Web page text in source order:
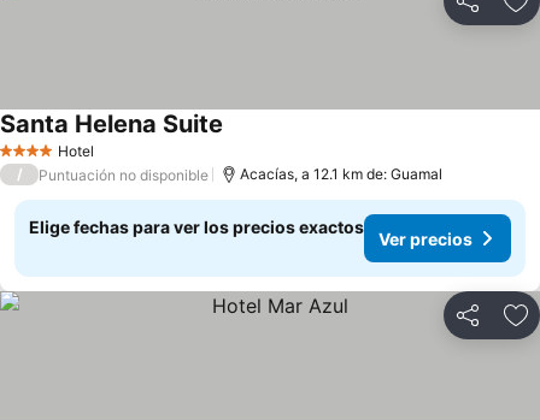
Compartir
4 EstrellasHotel
Santa Helena Suite
/ Puntuación no disponible Acacías, a 12.1 km de: Guamal
Elige fechas para ver los precios exactos
Ver precios
Compartir